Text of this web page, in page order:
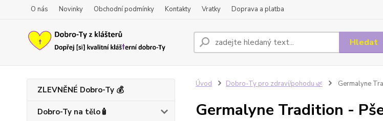
O nás Novinky Obchodní podmínky Kontakty Vratky Doprava a platba
Hledat
ZLEVNĚNÉ Dobro-Ty 💰
Dobro-Ty na tělo🧴
Úvod Dobro-Ty pro zdraví/pohodu 🌿 Germalyne
Germalyne Tradition -